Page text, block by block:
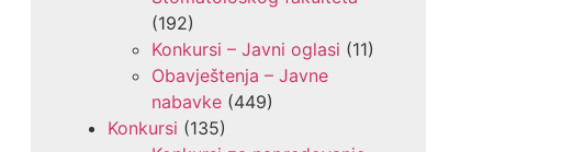
(192)
Konkursi – Javni oglasi (11)
Obavještenja – Javne
nabavke(449)
Konkursi (135)